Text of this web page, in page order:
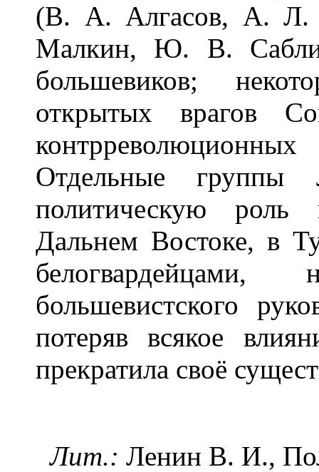
(В. А. Алгасов, А. Л.
Малкин, Ю. В.
большевиков;
открытых врагов
Отдельные
политическую
Дальнем Востоке, в
большевистского
потеряв всякое
прекратила своё
Лит.: Ленин В. И.,